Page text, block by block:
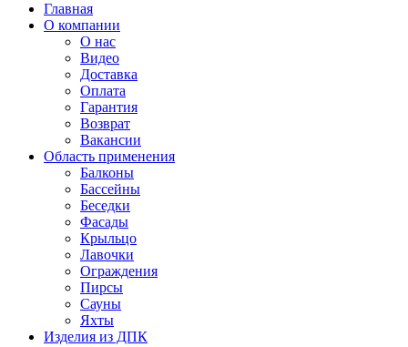
Главная
О компании
О нас
Видео
Доставка
Оплата
Гарантия
Возврат
Вакансии
Область применения
Балконы
Бассейны
Беседки
Фасады
Крыльцо
Лавочки
Ограждения
Пирсы
Сауны
Яхты
Изделия из ДПК